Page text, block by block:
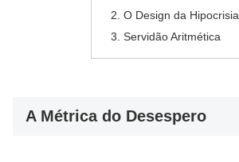
O Design da Hipocrisia
Servidão Aritmética
A Métrica do Desespero